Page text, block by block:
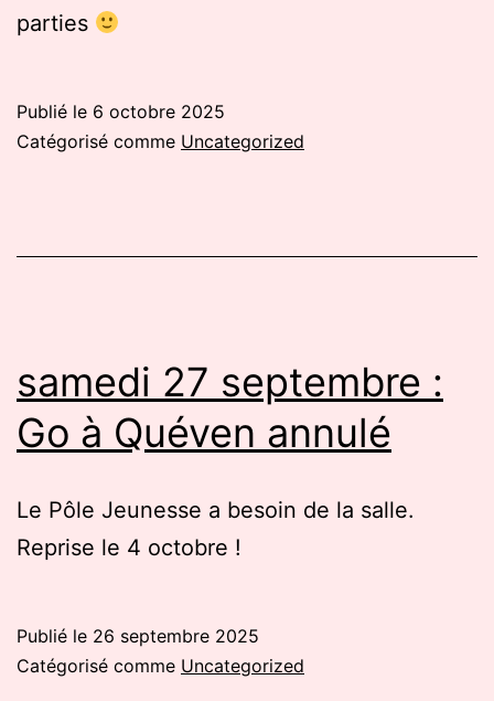
parties
Publié le 6 octobre 2025
Catégorisé comme Uncategorized
samedi 27 septembre :
Go à Quéven annulé
Le Pôle Jeunesse a besoin de la salle.
Reprise le 4 octobre !
Publié le 26 septembre 2025
Catégorisé comme Uncategorized